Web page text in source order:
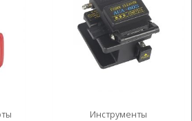
Инструменты